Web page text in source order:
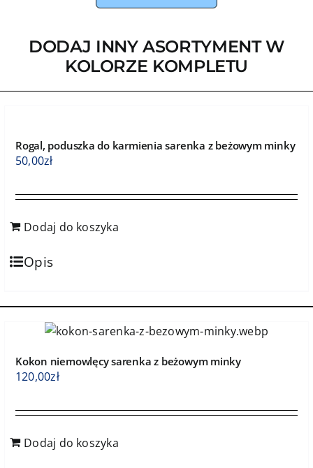
DODAJ INNY ASORTYMENT W
KOLORZE KOMPLETU
Rogal, poduszka do karmienia sarenka z beżowym minky
50,00zł
Dodaj do koszyka
Opis
Kokon niemowlęcy sarenka z beżowym minky
120,00zł
Dodaj do koszyka